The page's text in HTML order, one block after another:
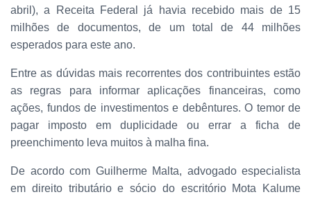
abril), a Receita Federal já havia recebido mais de 15
milhões de documentos, de um total de 44 milhões
esperados para este ano.
Entre as dúvidas mais recorrentes dos contribuintes estão
as regras para informar aplicações financeiras, como
ações, fundos de investimentos e debêntures. O temor de
pagar imposto em duplicidade ou errar a ficha de
preenchimento leva muitos à malha fina.
De acordo com Guilherme Malta, advogado especialista
em direito tributário e sócio do escritório Mota Kalume